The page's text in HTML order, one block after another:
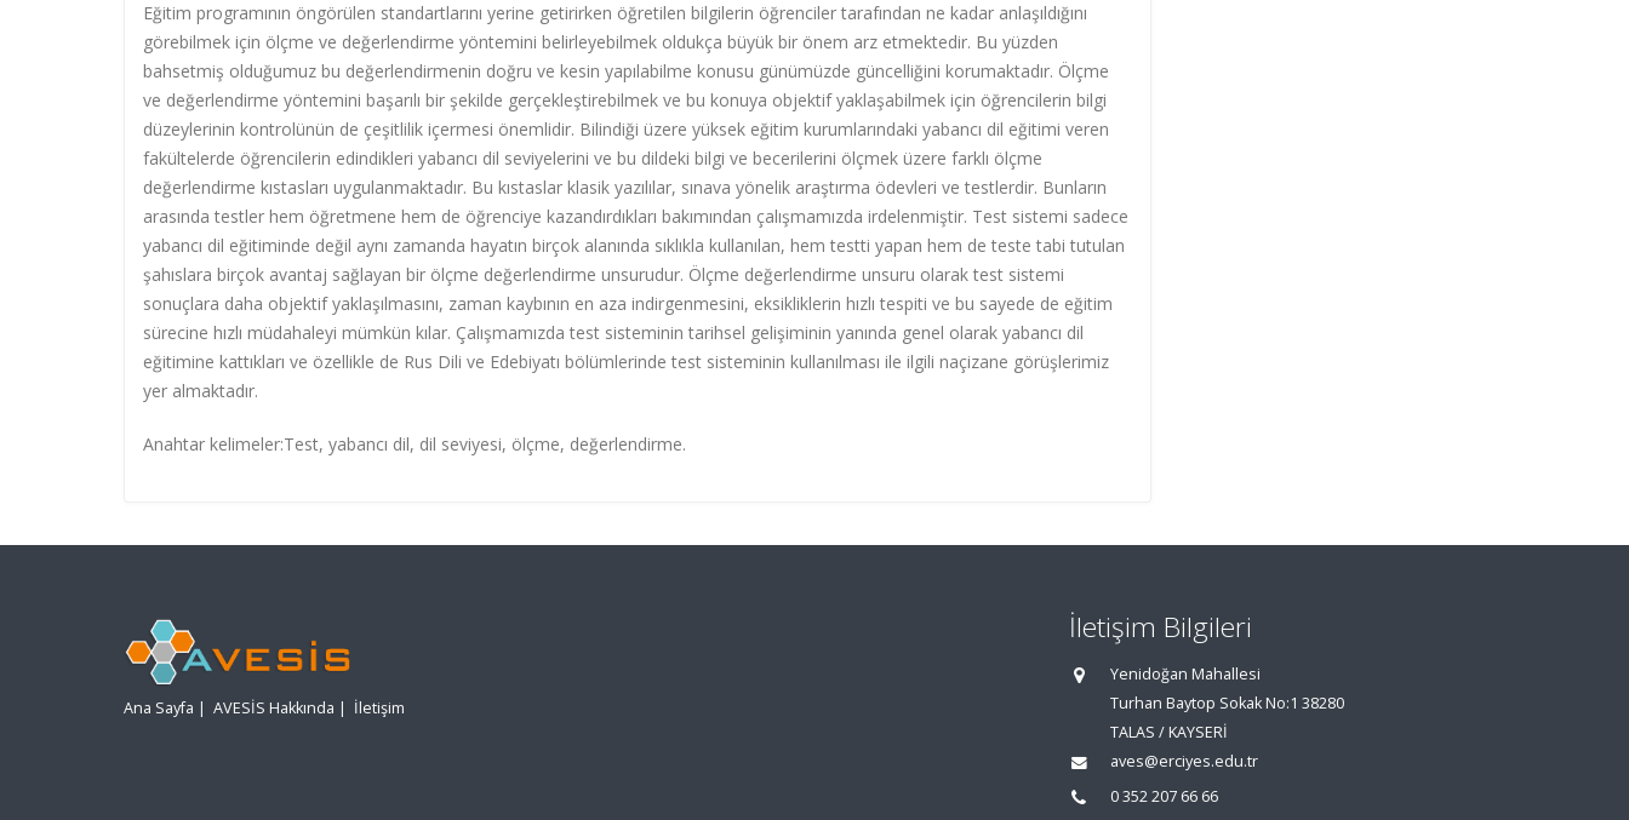
Eğitim programının öngörülen standartlarını yerine getirirken öğretilen bilgilerin öğrenciler tarafından ne kadar anlaşıldığını
görebilmek için ölçme ve değerlendirme yöntemini belirleyebilmek oldukça büyük bir önem arz etmektedir. Bu yüzden
bahsetmiş olduğumuz bu değerlendirmenin doğru ve kesin yapılabilme konusu günümüzde güncelliğini korumaktadır. Ölçme
ve değerlendirme yöntemini başarılı bir şekilde gerçekleştirebilmek ve bu konuya objektif yaklaşabilmek için öğrencilerin bilgi
düzeylerinin kontrolünün de çeşitlilik içermesi önemlidir. Bilindiği üzere yüksek eğitim kurumlarındaki yabancı dil eğitimi veren
fakültelerde öğrencilerin edindikleri yabancı dil seviyelerini ve bu dildeki bilgi ve becerilerini ölçmek üzere farklı ölçme
değerlendirme kıstasları uygulanmaktadır. Bu kıstaslar klasik yazılılar, sınava yönelik araştırma ödevleri ve testlerdir. Bunların
arasında testler hem öğretmene hem de öğrenciye kazandırdıkları bakımından çalışmamızda irdelenmiştir. Test sistemi sadece
yabancı dil eğitiminde değil aynı zamanda hayatın birçok alanında sıklıkla kullanılan, hem testti yapan hem de teste tabi tutulan
şahıslara birçok avantaj sağlayan bir ölçme değerlendirme unsurudur. Ölçme değerlendirme unsuru olarak test sistemi
sonuçlara daha objektif yaklaşılmasını, zaman kaybının en aza indirgenmesini, eksikliklerin hızlı tespiti ve bu sayede de eğitim
sürecine hızlı müdahaleyi mümkün kılar. Çalışmamızda test sisteminin tarihsel gelişiminin yanında genel olarak yabancı dil
eğitimine kattıkları ve özellikle de Rus Dili ve Edebiyatı bölümlerinde test sisteminin kullanılması ile ilgili naçizane görüşlerimiz
yer almaktadır.
Anahtar kelimeler:Test, yabancı dil, dil seviyesi, ölçme, değerlendirme.
Ana Sayfa | AVESİS Hakkında | İletişim
İletişim Bilgileri
Yenidoğan Mahallesi
Turhan Baytop Sokak No:1 38280
TALAS / KAYSERİ
aves@erciyes.edu.tr
0 352 207 66 66